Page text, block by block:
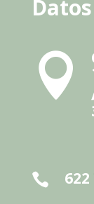

 622